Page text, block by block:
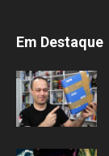
Em Destaque